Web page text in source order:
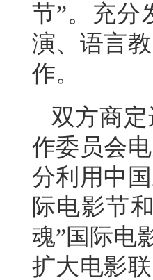
节”。充分
演、语言
作。
双方商
作委员会
分利用中
际电影节
魂”国际电
扩大电影